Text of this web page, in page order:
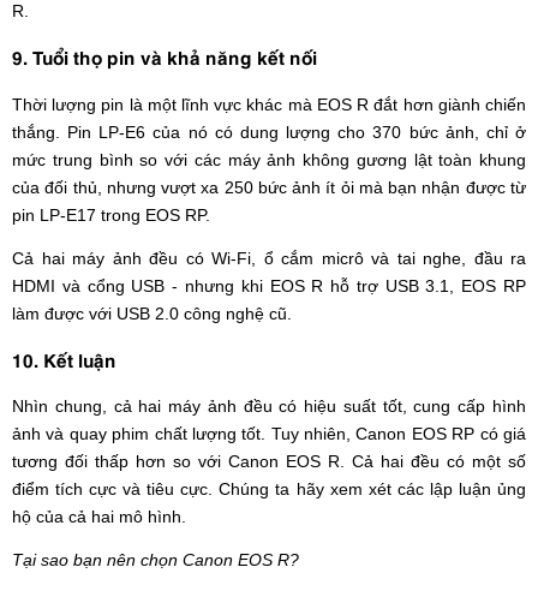
R.
9. Tuổi thọ pin và khả năng kết nối
Thời lượng pin là một lĩnh vực khác mà EOS R đắt hơn giành chiến
thắng. Pin LP-E6 của nó có dung lượng cho 370 bức ảnh, chỉ ở
mức trung bình so với các máy ảnh không gương lật toàn khung
của đối thủ, nhưng vượt xa 250 bức ảnh ít ỏi mà bạn nhận được từ
pin LP-E17 trong EOS RP.
Cả hai máy ảnh đều có Wi-Fi, ổ cắm micrô và tai nghe, đầu ra
HDMI và cổng USB - nhưng khi EOS R hỗ trợ USB 3.1, EOS RP
làm được với USB 2.0 công nghệ cũ.
10. Kết luận
Nhìn chung, cả hai máy ảnh đều có hiệu suất tốt, cung cấp hình
ảnh và quay phim chất lượng tốt. Tuy nhiên, Canon EOS RP có giá
tương đối thấp hơn so với Canon EOS R. Cả hai đều có một số
điểm tích cực và tiêu cực. Chúng ta hãy xem xét các lập luận ủng
hộ của cả hai mô hình.
Tại sao bạn nên chọn Canon EOS R?